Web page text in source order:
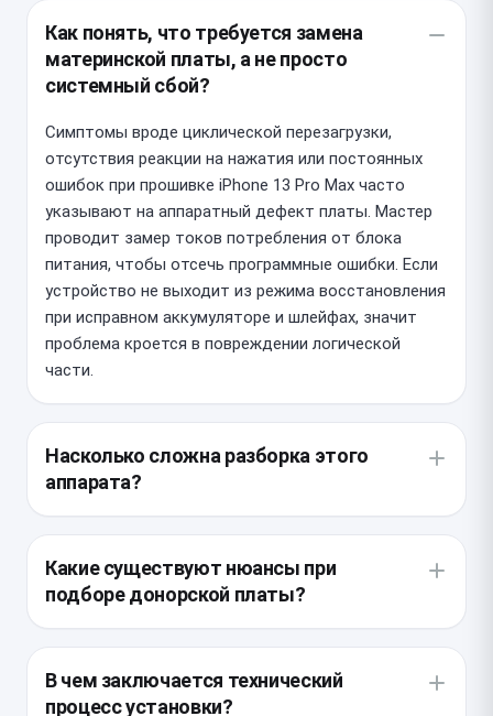
Как понять, что требуется замена
материнской платы, а не просто
системный сбой?
Симптомы вроде циклической перезагрузки,
отсутствия реакции на нажатия или постоянных
ошибок при прошивке iPhone 13 Pro Max часто
указывают на аппаратный дефект платы. Мастер
проводит замер токов потребления от блока
питания, чтобы отсечь программные ошибки. Если
устройство не выходит из режима восстановления
при исправном аккумуляторе и шлейфах, значит
проблема кроется в повреждении логической
части.
Насколько сложна разборка этого
аппарата?
прижимных пластин и винтов разного размера.
Главная сложность заключается в аккуратном
извлечении дисплейного модуля, чтобы не
требует профессионального оборудования для
Какие существуют нюансы при
подборе донорской платы?
как процессор жестко привязан к модулю Face ID.
В чем заключается технический
процесс установки?